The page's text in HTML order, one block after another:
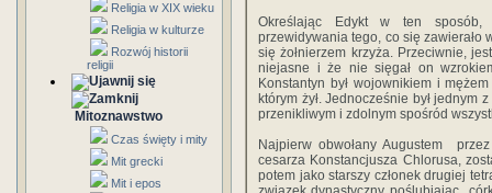
Religia w XIX wieku
Religia w kulturze
Rozwój historii
religii
Mitoznawstwo
Czas święty i mity
Mit grecki
Mit i epos
Określając Edykt w ten sposób,
przewidywania tego, co się zawierało
się żołnierzem krzyża. Przeciwnie,
niejasne i że nie sięgał on
Konstantyn był wojownikiem i
którym żył. Jednocześnie był
przenikliwym i zdolnym spo­śród
Najpierw obwo­łany Augustem
cesarza Konstancjusza Chlorusa,
potem jako starszy członek drugiej